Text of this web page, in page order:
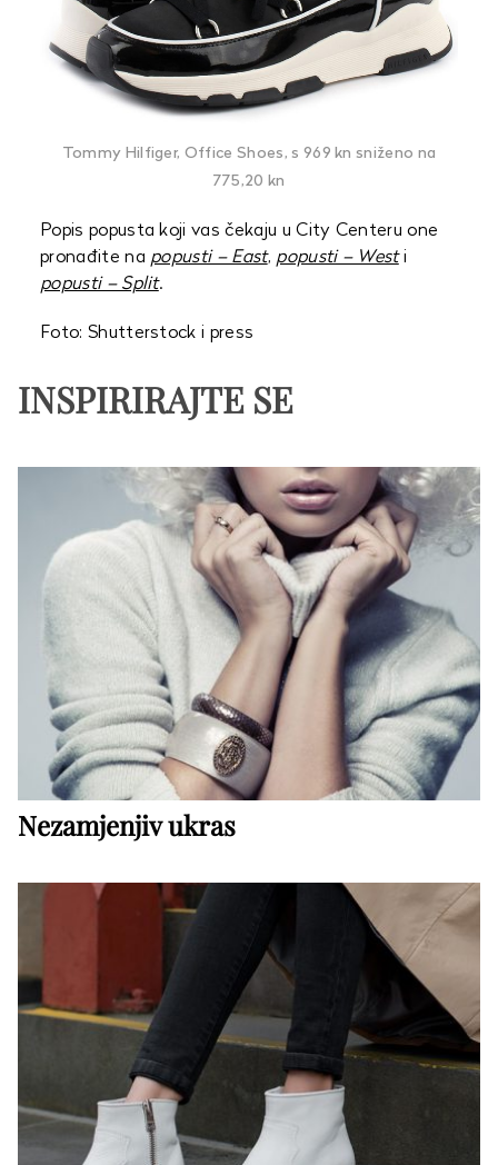
Tommy Hilfiger, Office Shoes, s 969 kn sniženo na
775,20 kn
Popis popusta koji vas čekaju u City Centeru one
pronađite na popusti – East, popusti – Westi
popusti – Split.
Foto: Shutterstock i press
INSPIRIRAJTE SE
Nezamjenjiv ukras